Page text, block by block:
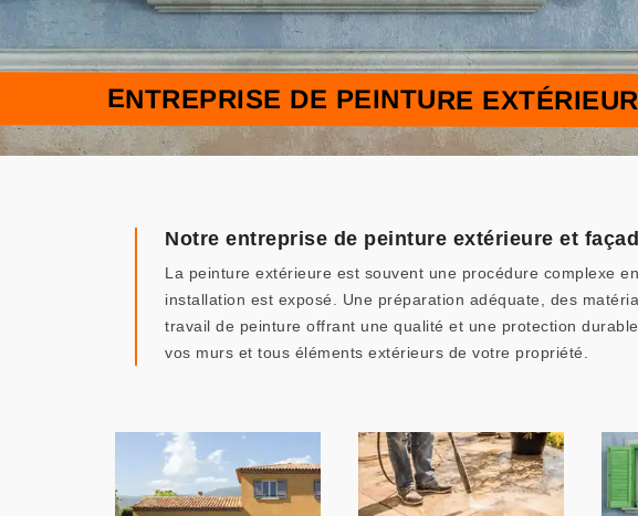
ENTREPRISE DE PEINTURE
Notre entreprise de peinture extérieure et
La peinture extérieure est souvent une procédure complexe
installation est exposé. Une préparation adéquate, des
travail de peinture offrant une qualité et une protection
vos murs et tous éléments extérieurs de votre propriété.